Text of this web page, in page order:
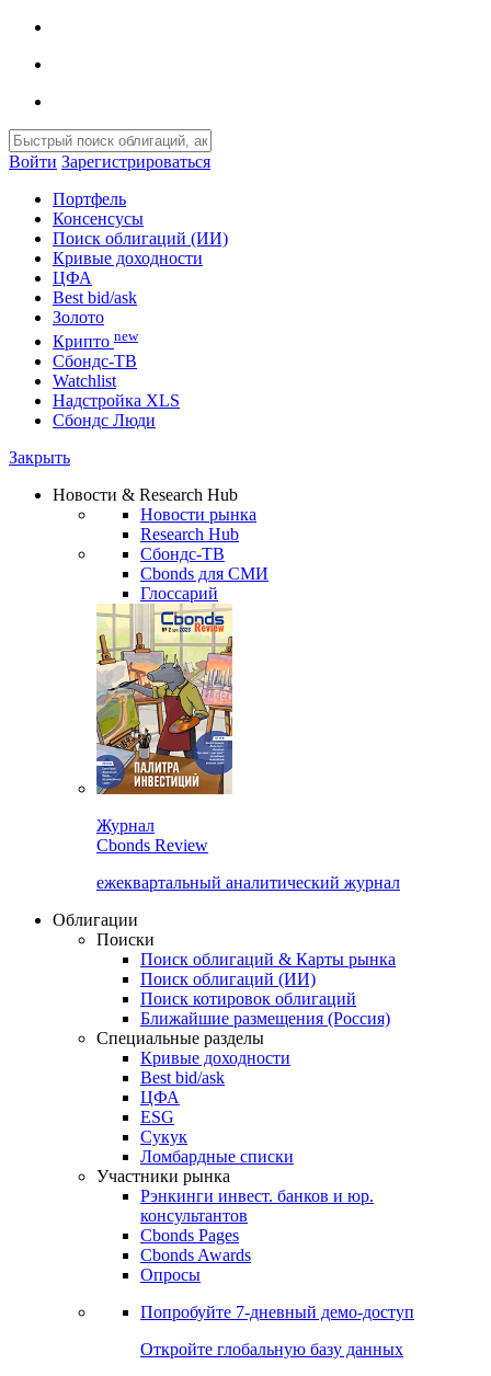
Войти Зарегистрироваться
Портфель
Консенсусы
Поиск облигаций (ИИ)
Кривые доходности
ЦФА
Best bid/ask
Золото
Крипто new
Сбондс-ТВ
Watchlist
Надстройка XLS
Сбондс Люди
Закрыть
Новости & Research Hub
Новости рынка
Research Hub
Сбондс-ТВ
Cbonds для СМИ
Глоссарий
Журнал
Cbonds Review
ежеквартальный аналитический журнал
Облигации
Поиски
Поиск облигаций & Карты рынка
Поиск облигаций (ИИ)
Поиск котировок облигаций
Ближайшие размещения (Россия)
Специальные разделы
Кривые доходности
Best bid/ask
ЦФА
ESG
Сукук
Ломбардные списки
Участники рынка
Рэнкинги инвест. банков и юр.
консультантов
Cbonds Pages
Cbonds Awards
Опросы
Попробуйте 7-дневный демо-доступ
Откройте глобальную базу данных